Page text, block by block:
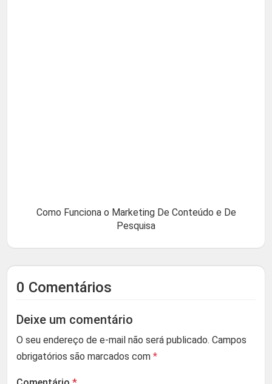
Como Funciona o Marketing De Conteúdo e De
Pesquisa
0 Comentários
Deixe um comentário
O seu endereço de e-mail não será publicado. Campos
obrigatórios são marcados com *